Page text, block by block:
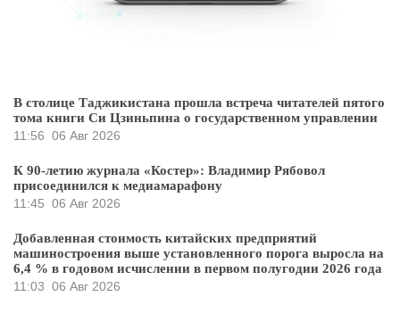
В столице Таджикистана прошла встреча читателей пятого
тома книги Си Цзиньпина о государственном управлении
11:56 06 Авг 2026
К 90-летию журнала «Костер»: Владимир Рябовол
присоединился к медиамарафону
11:45 06 Авг 2026
Добавленная стоимость китайских предприятий
машиностроения выше установленного порога выросла на
6,4 % в годовом исчислении в первом полугодии 2026 года
11:03 06 Авг 2026